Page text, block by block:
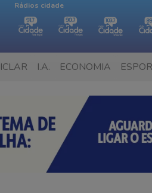
Rádios cidade
I.A. ECONOMIA